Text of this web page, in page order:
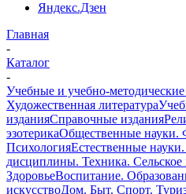
Яндекс.Дзен
Главная
-
Каталог
-
Учебные и учебно-
Художественная литература
изданияСправочные издания
эзотерикаОбщественные науки.
ПсихологияЕстественные
дисциплины. Техника. Сельское
ЗдоровьеВоспитание.
искусствоДом. Быт. Спорт.